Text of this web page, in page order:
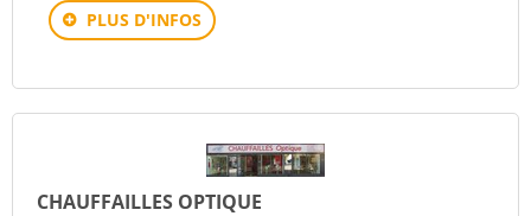
PLUS D'INFOS
CHAUFFAILLES OPTIQUE